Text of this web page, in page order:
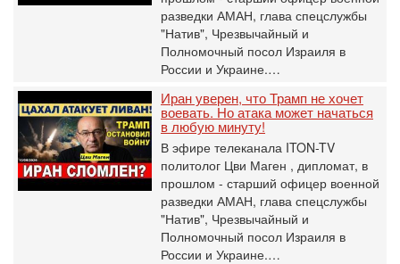
разведки АМАН, глава спецслужбы
"Натив", ‎Чрезвычайный и
Полномочный посол Израиля в
России и Украине.…
Иран уверен, что Трамп не хочет
воевать. Но атака может начаться
в любую минуту!
В эфире телеканала ITON-TV
политолог Цви Маген , дипломат, в
прошлом - старший офицер военной
разведки АМАН, глава спецслужбы
"Натив", ‎Чрезвычайный и
Полномочный посол Израиля в
России и Украине.…